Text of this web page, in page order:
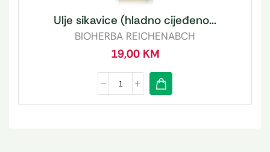
Ulje sikavice (hladno cijeđeno...
BIOHERBA REICHENABCH
19,00 KM